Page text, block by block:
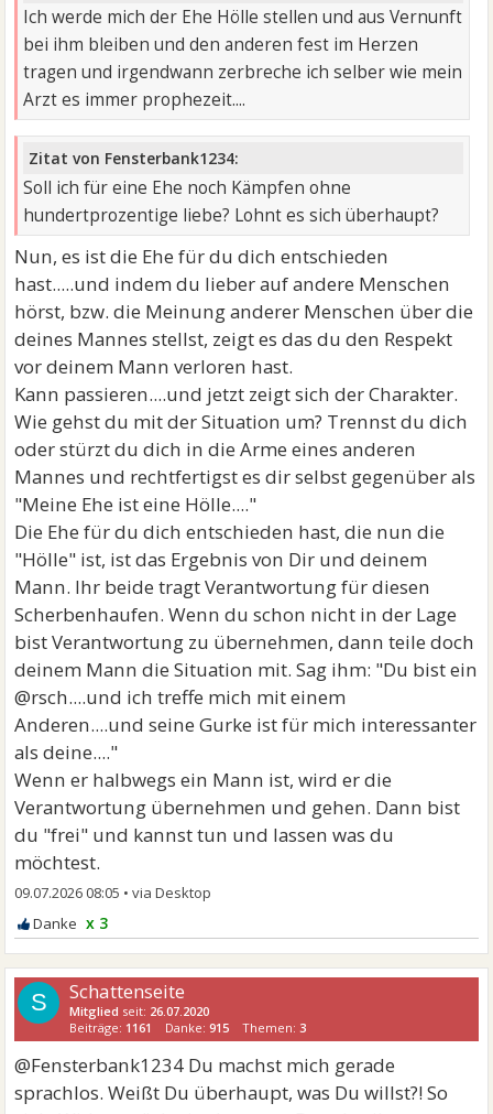
Ich werde mich der Ehe Hölle stellen und aus Vernunft
bei ihm bleiben und den anderen fest im Herzen
tragen und irgendwann zerbreche ich selber wie mein
Arzt es immer prophezeit....
Zitat von Fensterbank1234:
Soll ich für eine Ehe noch Kämpfen ohne
hundertprozentige liebe? Lohnt es sich überhaupt?
Nun, es ist die Ehe für du dich entschieden
hast.....und indem du lieber auf andere Menschen
hörst, bzw. die Meinung anderer Menschen über die
deines Mannes stellst, zeigt es das du den Respekt
vor deinem Mann verloren hast.
Kann passieren....und jetzt zeigt sich der Charakter.
Wie gehst du mit der Situation um? Trennst du dich
oder stürzt du dich in die Arme eines anderen
Mannes und rechtfertigst es dir selbst gegenüber als
"Meine Ehe ist eine Hölle...."
Die Ehe für du dich entschieden hast, die nun die
"Hölle" ist, ist das Ergebnis von Dir und deinem
Mann. Ihr beide tragt Verantwortung für diesen
Scherbenhaufen. Wenn du schon nicht in der Lage
bist Verantwortung zu übernehmen, dann teile doch
deinem Mann die Situation mit. Sag ihm: "Du bist ein
@rsch....und ich treffe mich mit einem
Anderen....und seine Gurke ist für mich interessanter
als deine...."
Wenn er halbwegs ein Mann ist, wird er die
Verantwortung übernehmen und gehen. Dann bist
du "frei" und kannst tun und lassen was du
möchtest.
09.07.2026 08:05 •
x 3
S Schattenseite
Mitglied seit: 26.07.2020
Beiträge: 1161 Danke:915 Themen: 3
@Fensterbank1234 Du machst mich gerade
sprachlos. Weißt Du überhaupt, was Du willst?! So